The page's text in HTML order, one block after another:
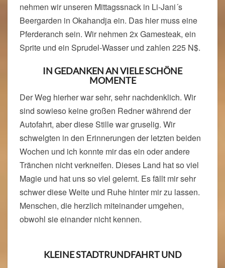
nehmen wir unseren Mittagssnack in Li-Jani´s
Beergarden in Okahandja ein. Das hier muss eine
Pferderanch sein. Wir nehmen 2x Gamesteak, ein
Sprite und ein Sprudel-Wasser und zahlen 225 N$.
IN GEDANKEN AN VIELE SCHÖNE
MOMENTE
Der Weg hierher war sehr, sehr nachdenklich. Wir
sind sowieso keine großen Redner während der
Autofahrt, aber diese Stille war gruselig. Wir
schwelgten in den Erinnerungen der letzten beiden
Wochen und ich konnte mir das ein oder andere
Tränchen nicht verkneifen. Dieses Land hat so viel
Magie und hat uns so viel gelernt. Es fällt mir sehr
schwer diese Weite und Ruhe hinter mir zu lassen.
Menschen, die herzlich miteinander umgehen,
obwohl sie einander nicht kennen.
KLEINE STADTRUNDFAHRT UND